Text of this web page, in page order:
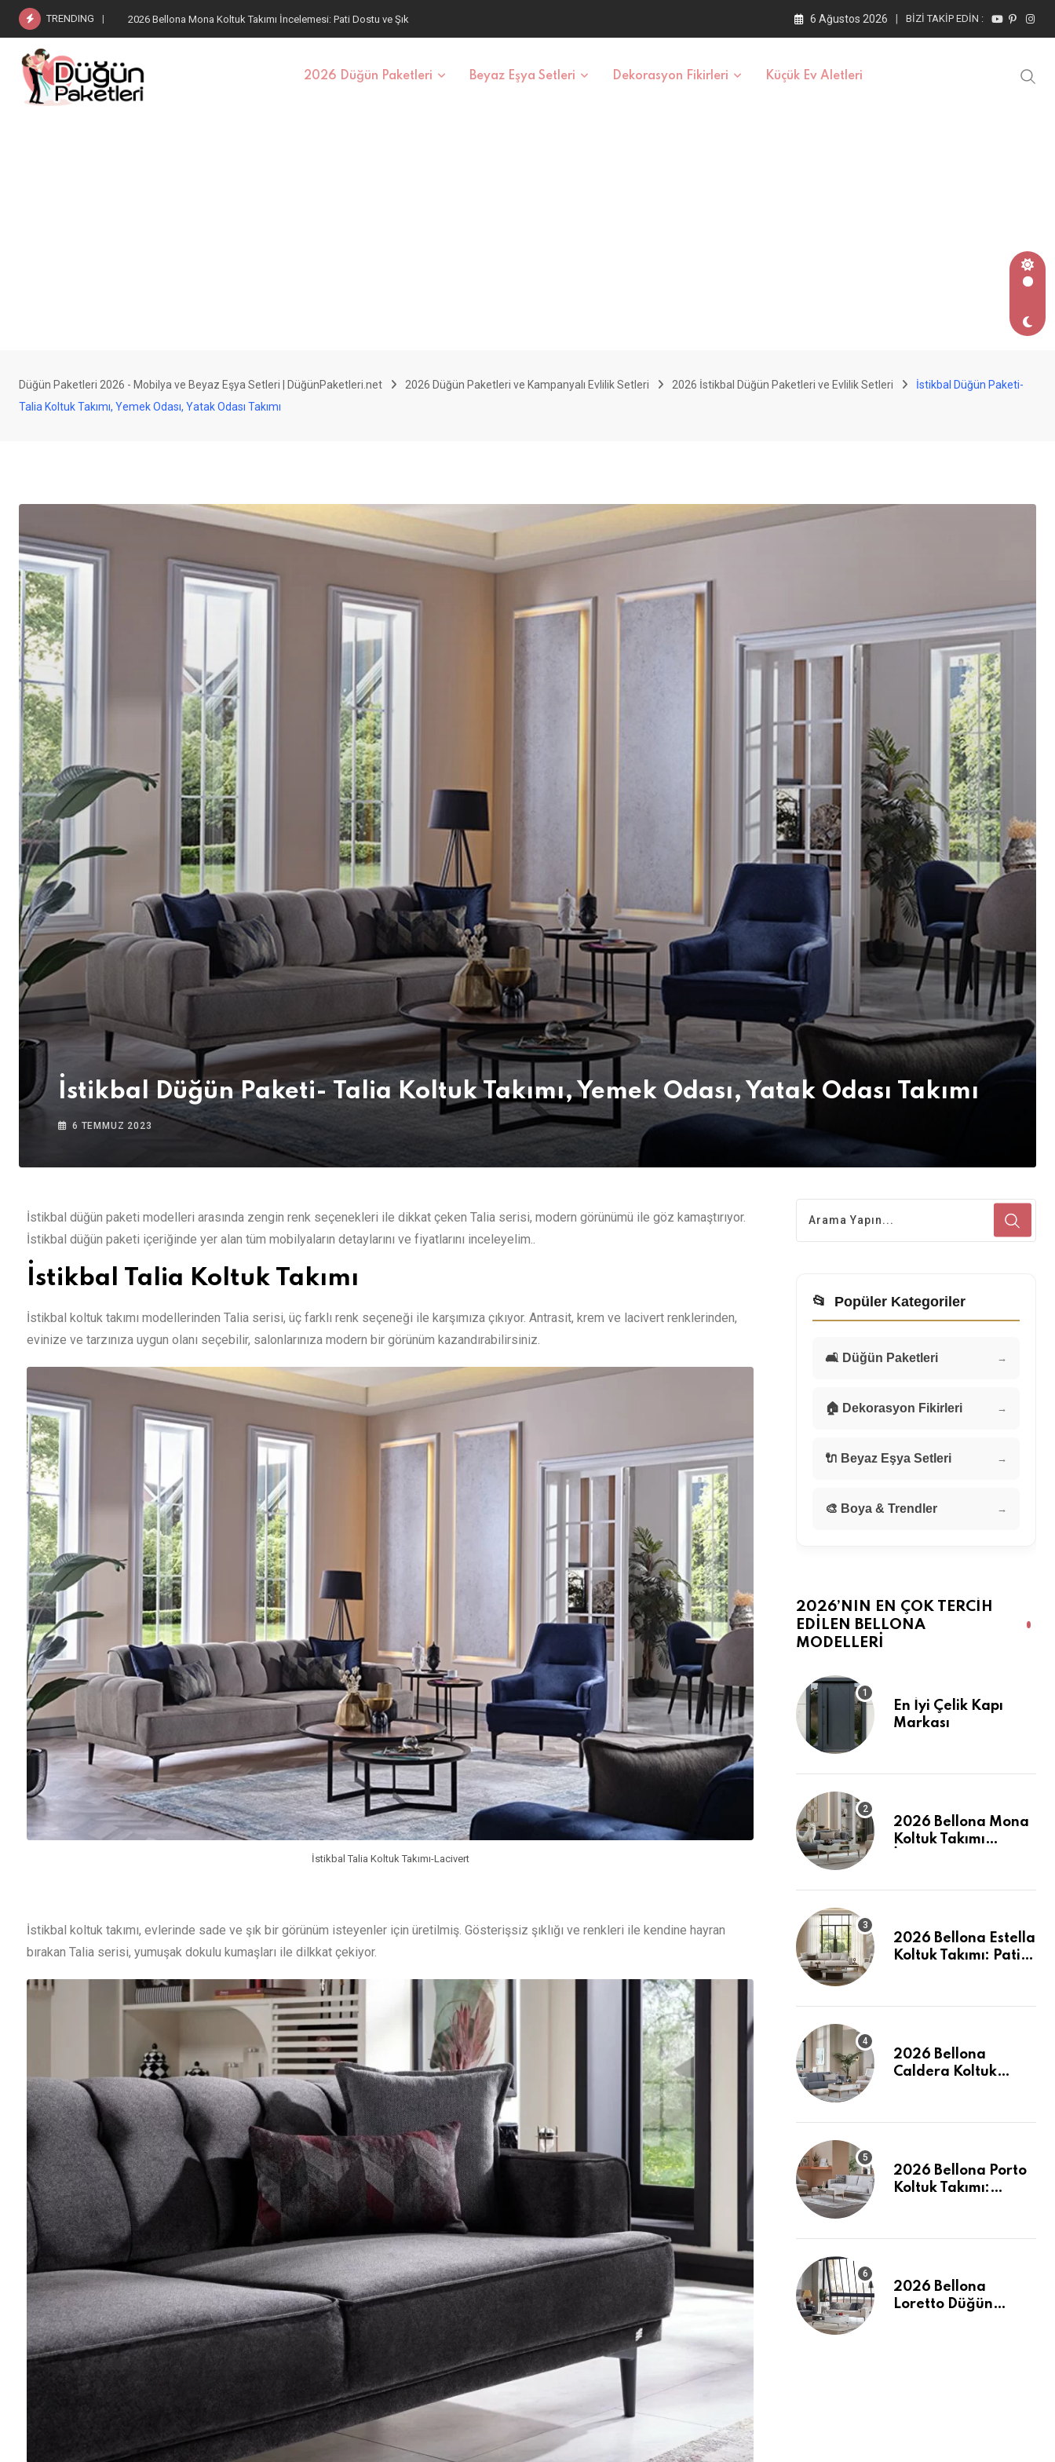
TRENDING 2026 Bellona Estella Koltuk Takımı: Pati Dostu Kumaş ve Fiyatlar 6 Ağustos 2026 BIZI TAKIP EDIN :
2026 Düğün Paketleri Beyaz Eşya Setleri Dekorasyon Fikirleri Küçük Ev Aletleri
Düğün Paketleri 2026 - Mobilya ve Beyaz Eşya Setleri | DüğünPaketleri.net 2026 Düğün Paketleri ve Kampanyalı Evlilik Setleri 2026 İstikbal Düğün Paketleri ve Evlilik Setleri
İstikbal Düğün Paketi-
Talia Koltuk Takımı, Yemek Odası, Yatak Odası Takımı
İstikbal Düğün Paketi- Talia Koltuk Takımı, Yemek Odası, Yatak Odası Takımı
6 TEMMUZ 2023
İstikbal düğün paketi modelleri arasında zengin renk seçenekleri ile dikkat çeken Talia serisi, modern görünümü ile göz kamaştırıyor.
İstikbal düğün paketi içeriğinde yer alan tüm mobilyaların detaylarını ve fiyatlarını inceleyelim..
İstikbal Talia Koltuk Takımı
İstikbal koltuk takımı modellerinden Talia serisi, üç farklı renk seçeneği ile karşımıza çıkıyor. Antrasit, krem ve lacivert renklerinden,
evinize ve tarzınıza uygun olanı seçebilir, salonlarınıza modern bir görünüm kazandırabilirsiniz.
İstikbal Talia Koltuk Takımı-Lacivert
İstikbal koltuk takımı, evlerinde sade ve şık bir görünüm isteyenler için üretilmiş. Gösterişsiz şıklığı ve renkleri ile kendine hayran
bırakan Talia serisi, yumuşak dokulu kumaşları ile dilkkat çekiyor.
📂 Popüler Kategoriler
🛋️ Düğün Paketleri →
🏠 Dekorasyon Fikirleri →
🔌 Beyaz Eşya Setleri →
🎨 Boya & Trendler →
2026’NIN EN ÇOK TERCIH
EDILEN BELLONA
MODELLERI
En İyi Çelik Kapı
Markası
2026 Bellona Mona
Koltuk Takımı
2026 Bellona Estella
Koltuk Takımı: Pati
2026 Bellona
Caldera Koltuk
Tanımı
2026 Bellona Porto
Koltuk Takımı:
2026 Bellona
Loretto Düğün